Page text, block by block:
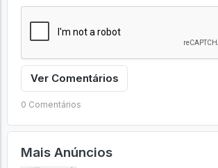
Ver Comentários
0 Comentários
Mais Anúncios